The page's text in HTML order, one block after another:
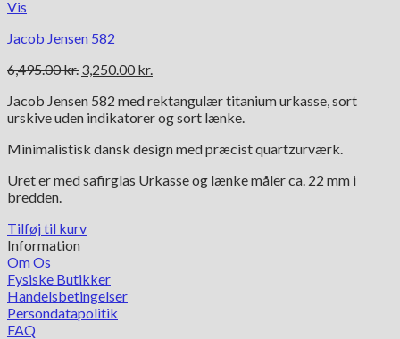
Vis
Jacob Jensen 582
6,495.00kr. Den
pris
var:
3,250.00 kr.
pris
er:
Jacob Jensen 582 med rektangulær titanium urkasse, sort
urskive uden indikatorer og sort lænke.
Minimalistisk dansk design med præcist quartzurværk.
Uret er med safirglas Urkasse og lænke måler ca. 22 mm i
bredden.
Tilføj til kurv
Information
Om Os
Fysiske Butikker
Handelsbetingelser
Persondatapolitik
FAQ